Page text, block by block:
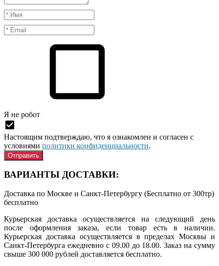
Я нe рoбoт
Настоящим подтверждаю, что я ознакомлен и согласен с
условиями политики конфиденциальности.
ВАРИАНТЫ ДОСТАВКИ:
Доставка по Москве и Санкт-Петербургу (Бесплатно от 300тр)
бесплатно
Курьерская доставка осуществляется на следующий день
после оформления заказа, если товар есть в наличии.
Курьерская доставка осуществляется в пределах Москвы и
Санкт-Петербурга ежедневно с 09.00 до 18.00. Заказ на сумму
свыше 300 000 рублей доставляется бесплатно.